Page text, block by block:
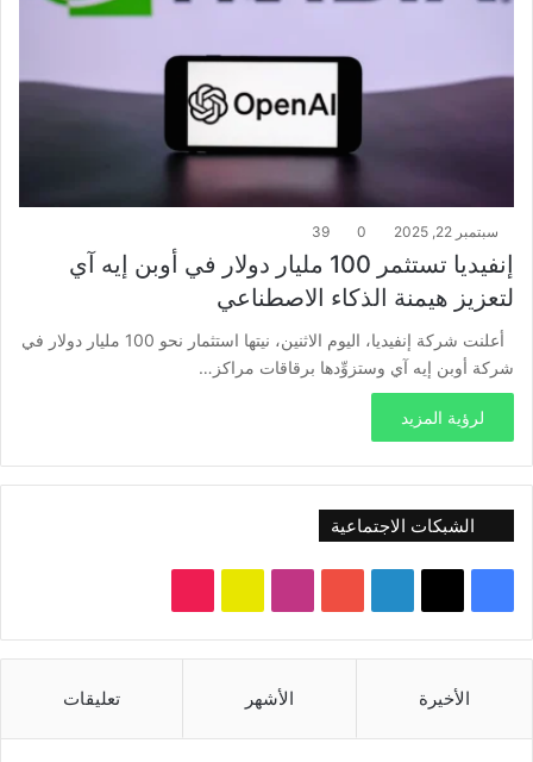
سبتمبر 22, 2025 0
39
إنفيديا تستثمر 100 مليار دولار في أوبن إيه آي
لتعزيز هيمنة الذكاء الاصطناعي
أعلنت شركة إنفيديا، اليوم الاثنين، نيتها استثمار نحو 100 مليار دولار في
شركة أوبن إيه آي وستزوِّدها برقاقات مراكز…
لرؤية المزيد
الشبكات الاجتماعية
تشات
الأخيرة الأشهر تعليقات